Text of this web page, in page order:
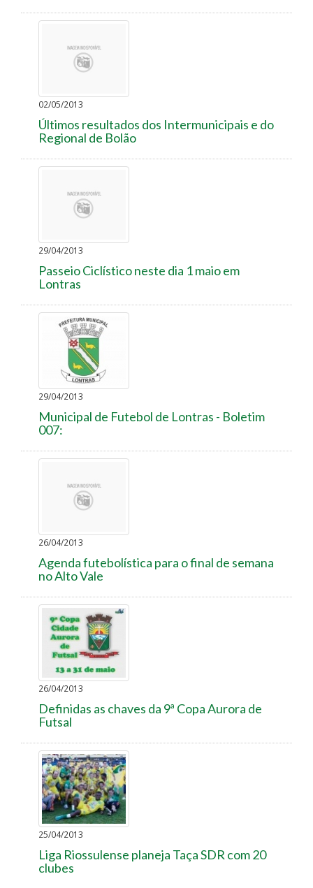
02/05/2013
Últimos resultados dos Intermunicipais e do
Regional de Bolão
29/04/2013
Passeio Ciclístico neste dia 1 maio em
Lontras
29/04/2013
Municipal de Futebol de Lontras - Boletim
007:
26/04/2013
Agenda futebolística para o final de semana
no Alto Vale
26/04/2013
Definidas as chaves da 9ª Copa Aurora de
Futsal
25/04/2013
Liga Riossulense planeja Taça SDR com 20
clubes